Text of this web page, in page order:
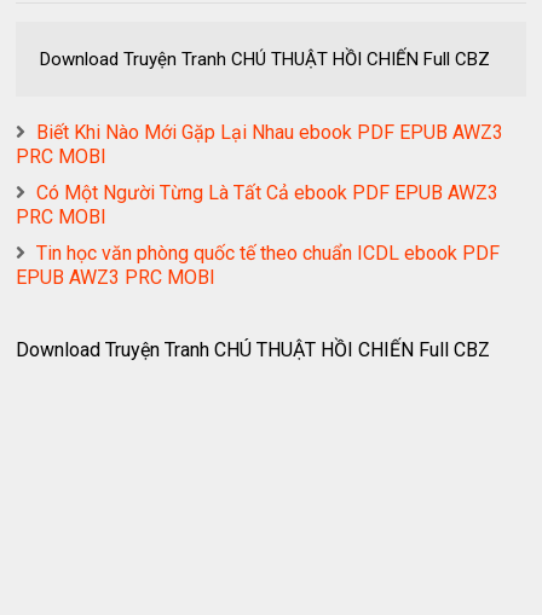
Download Truyện Tranh CHÚ THUẬT HỒI CHIẾN Full CBZ
Biết Khi Nào Mới Gặp Lại Nhau ebook PDF EPUB AWZ3
PRC MOBI
Có Một Người Từng Là Tất Cả ebook PDF EPUB AWZ3
PRC MOBI
Tin học văn phòng quốc tế theo chuẩn ICDL ebook PDF
EPUB AWZ3 PRC MOBI
Download Truyện Tranh CHÚ THUẬT HỒI CHIẾN Full CBZ